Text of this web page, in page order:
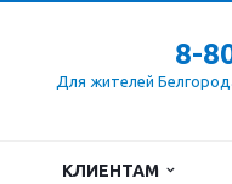
8-
Для жителей
КЛИЕНТАМ